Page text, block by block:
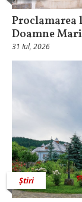
Doamne
31 Iul, 2026
Știri